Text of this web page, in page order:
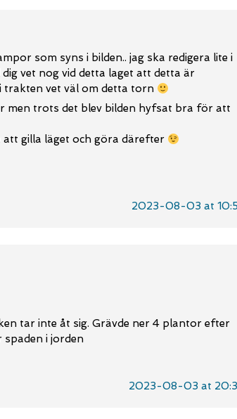
som syns i bilden.. jag ska redigera lite i
vet nog vid detta laget att detta är
trakten vet väl om detta torn
men trots det blev bilden hyfsat bra för att
gilla läget och göra därefter
2023-08-03 at
tar inte åt sig. Grävde ner 4 plantor efter
i jorden
2023-08-03 at